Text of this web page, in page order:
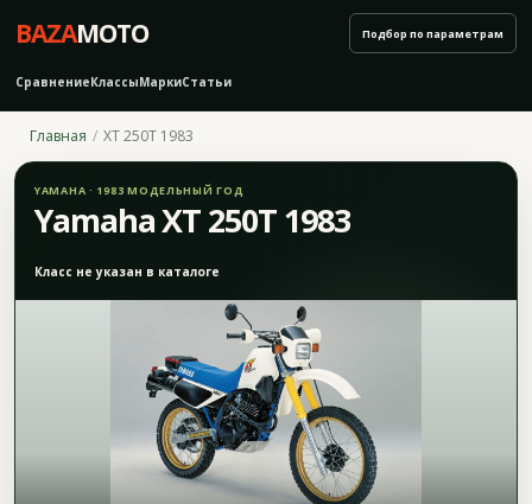
BAZAMOTO
СравнениеКлассыМаркиСтатьи
Подбор по параметрам
Главная XT 250T 1983
YAMAHA · 1983 МОДЕЛЬНЫЙ ГОД
Yamaha XT 250T 1983
Класс не указан в каталоге